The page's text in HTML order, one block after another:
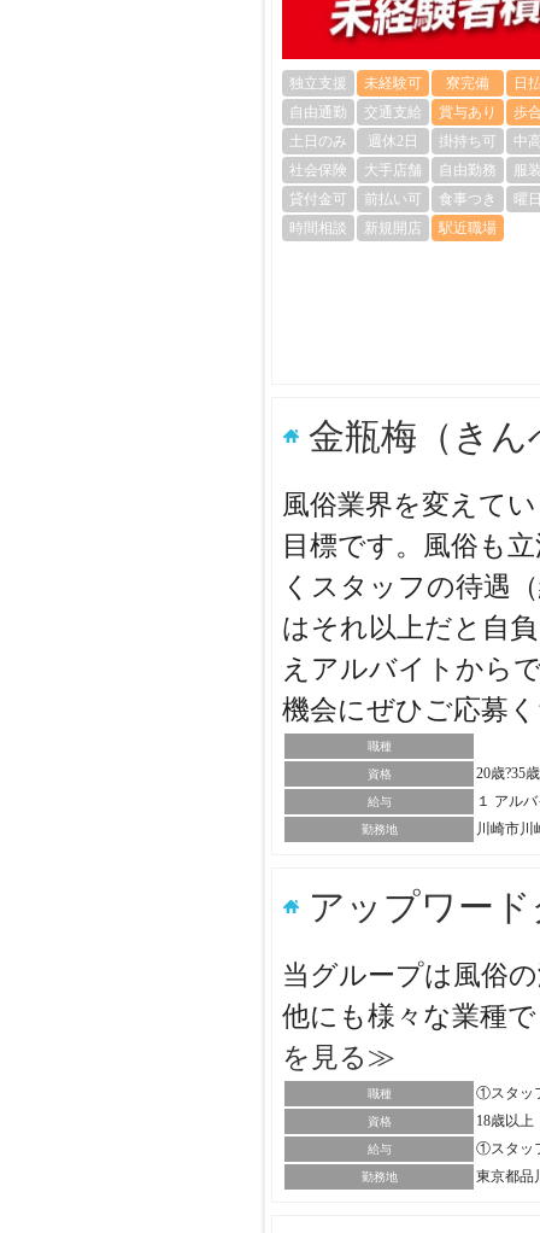
独立支援 未経験可 寮完備
日
自由通勤
交通支給 賞与あり
歩
土日のみ
週休2日 掛持ち可
中
社会保険
大手店舗 自由勤務
服
貸付金可
前払い可 食事つき
曜
時間相談
新規開店 駅近職場
金瓶梅（き
風俗業界を変えて
目標です。風俗も
くスタッフの待遇
はそれ以上だと自
えアルバイトから
機会にぜひご応募
職種
資格 20歳?35
給与 １ アル
勤務地 川崎市川
アップワー
当グループは風俗
他にも様々な業種
を見る≫
職種 ①スタッ
資格 18歳以上
給与 ①スタッ
勤務地 東京都品